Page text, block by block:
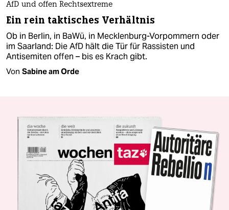
AfD und offen Rechtsextreme
Ein rein taktisches Verhältnis
Ob in Berlin, in BaWü, in Mecklenburg-Vorpommern oder
im Saarland: Die AfD hält die Tür für Rassisten und
Antisemiten offen – bis es Krach gibt.
Von Sabine am Orde